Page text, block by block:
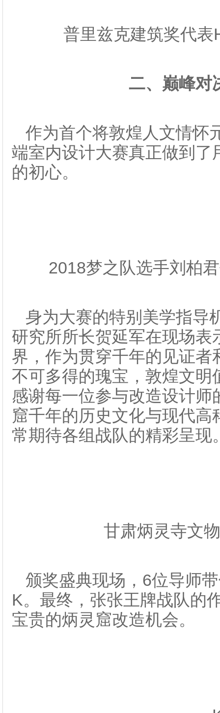
普里兹克建筑奖代
二、巅峰对
作为首个将敦煌人文情怀
端室内设计大赛真正做到
的初心。
2018梦之队选手刘柏
身为大赛的特别美学指导
研究所所长贺延军在现场
界，作为贯穿千年的见证
不可多得的瑰宝，敦煌文
感谢每一位参与改造设计
窟千年的历史文化与现代
常期待各组战队的精彩呈现
甘肃炳灵寺文
颁奖盛典现场，6位导师
K。最终，张张王牌战队的
宝贵的炳灵窟改造机会。